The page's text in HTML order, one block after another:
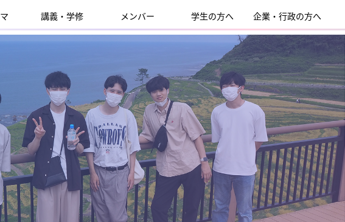
講義・学修 メンバー 学生の方へ 企業・行政の方へ